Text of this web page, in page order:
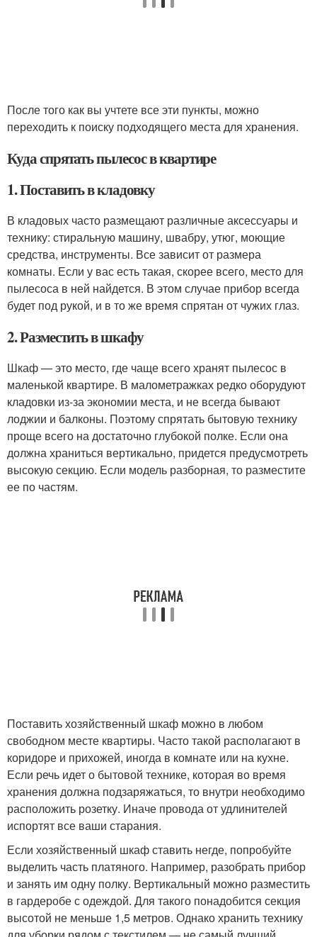
После того как вы учтете все эти пункты, можно
переходить к поиску подходящего места для хранения.
Куда спрятать пылесос в квартире
1. Поставить в кладовку
В кладовых часто размещают различные аксессуары и
технику: стиральную машину, швабру, утюг, моющие
средства, инструменты. Все зависит от размера
комнаты. Если у вас есть такая, скорее всего, место для
пылесоса в ней найдется. В этом случае прибор всегда
будет под рукой, и в то же время спрятан от чужих глаз.
2. Разместить в шкафу
Шкаф — это место, где чаще всего хранят пылесос в
маленькой квартире. В малометражках редко оборудуют
кладовки из-за экономии места, и не всегда бывают
лоджии и балконы. Поэтому спрятать бытовую технику
проще всего на достаточно глубокой полке. Если она
должна храниться вертикально, придется предусмотреть
высокую секцию. Если модель разборная, то разместите
ее по частям.
Поставить хозяйственный шкаф можно в любом
свободном месте квартиры. Часто такой располагают в
коридоре и прихожей, иногда в комнате или на кухне.
Если речь идет о бытовой технике, которая во время
хранения должна подзаряжаться, то внутри необходимо
расположить розетку. Иначе провода от удлинителей
испортят все ваши старания.
Если хозяйственный шкаф ставить негде, попробуйте
выделить часть платяного. Например, разобрать прибор
и занять им одну полку. Вертикальный можно разместить
в гардеробе с одеждой. Для такого понадобится секция
высотой не меньше 1,5 метров. Однако хранить технику